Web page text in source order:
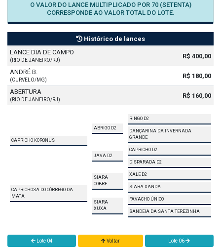
O VALOR DO LANCE MULTIPLICADO POR 70 (SETENTA)
CORRESPONDE AO VALOR TOTAL DO LOTE.
Histórico de lances
LANCE DIA DE CAMPO
(RIO DE JANEIRO/RJ)
R$ 400,00
ANDRÉ B.
(CURVELO/MG)
R$ 180,00
ABERTURA
(RIO DE JANEIRO/RJ)
R$ 160,00
CAPRICHO KORONUS
ABRIGO D2
RINGO D2
DANÇARINA DA INVERNADA
GRANDE
JAVA D2
CAPRICHO D2
DISPARADA D2
CAPRICHOSA DO CÓRREGO DA
MATA
SIARA
COBRE
XALE D2
SIARA XANDA
SIARA
XUXA
FAVACHO ÚNICO
SANDEIA DA SANTA TEREZINHA
Lote 04 Voltar Lote 06